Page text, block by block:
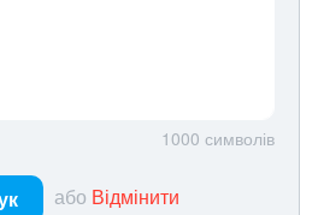
1000 символів
або Відмінити